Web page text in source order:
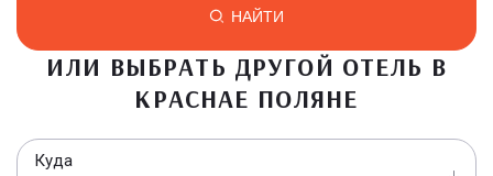
НАЙТИ
ИЛИ ВЫБРАТЬ ДРУГОЙ ОТЕЛЬ В
КРАСНАЕ ПОЛЯНЕ
Куда